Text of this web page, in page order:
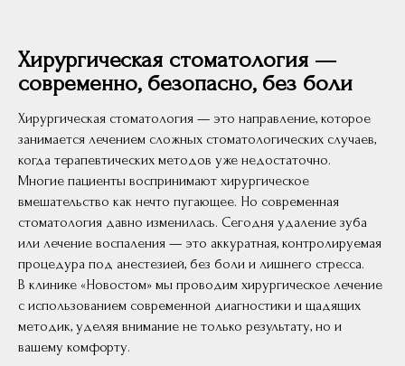
Хирургическая стоматология —
современно, безопасно, без боли
Хирургическая стоматология — это направление, которое
занимается лечением сложных стоматологических случаев,
когда терапевтических методов уже недостаточно.
Многие пациенты воспринимают хирургическое
вмешательство как нечто пугающее. Но современная
стоматология давно изменилась. Сегодня удаление зуба
или лечение воспаления — это аккуратная, контролируемая
процедура под анестезией, без боли и лишнего стресса.
В клинике «Новостом» мы проводим хирургическое лечение
с использованием современной диагностики и щадящих
методик, уделяя внимание не только результату, но и
вашему комфорту.